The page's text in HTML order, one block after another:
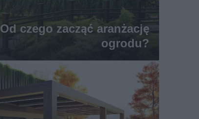
Od czego zacząć aranżację
ogrodu?